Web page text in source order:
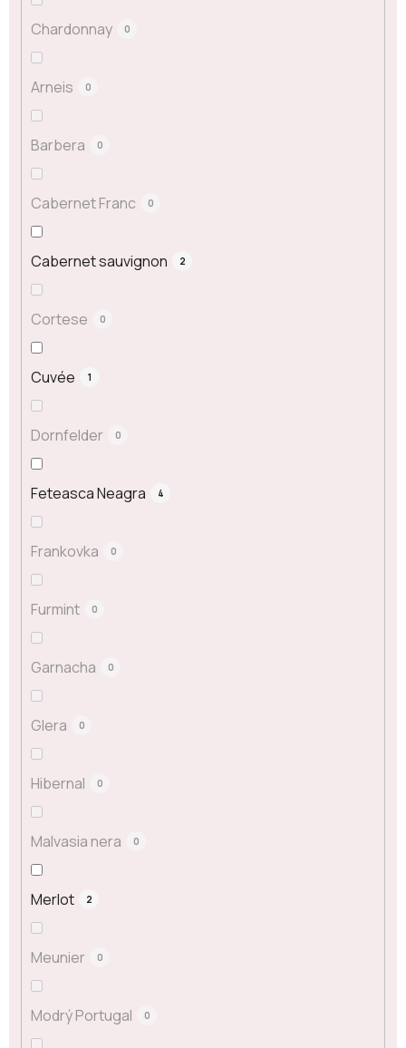
Chardonnay 0
Arneis 0
Barbera 0
Cabernet Franc 0
Cabernet sauvignon 2
Cortese 0
Cuvée 1
Dornfelder 0
Feteasca Neagra 4
Frankovka 0
Furmint 0
Garnacha 0
Glera 0
Hibernal 0
Malvasia nera 0
Merlot 2
Meunier 0
Modrý Portugal 0